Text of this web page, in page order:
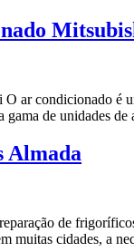
ar condicionado é
gama de unidades
Almada
de
muitas cidades, a